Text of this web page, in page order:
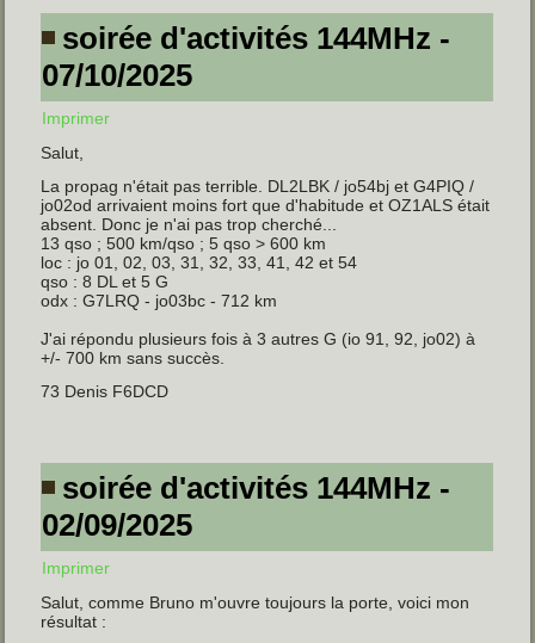
soirée d'activités 144MHz -
07/10/2025
Imprimer
Salut,
La propag n'était pas terrible. DL2LBK / jo54bj et G4PIQ /
jo02od arrivaient moins fort que d'habitude et OZ1ALS était
absent. Donc je n'ai pas trop cherché...
13 qso ; 500 km/qso ; 5 qso > 600 km
loc : jo 01, 02, 03, 31, 32, 33, 41, 42 et 54
qso : 8 DL et 5 G
odx : G7LRQ - jo03bc - 712 km
J'ai répondu plusieurs fois à 3 autres G (io 91, 92, jo02) à
+/- 700 km sans succès.
73 Denis F6DCD
soirée d'activités 144MHz -
02/09/2025
Imprimer
Salut,comme Bruno m'ouvre toujours la porte, voici mon
résultat :